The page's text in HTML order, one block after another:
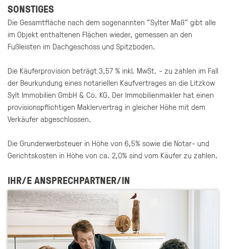
SONSTIGES
Die Gesamtfläche nach dem sogenannten "Sylter Maß" gibt alle
im Objekt enthaltenen Flächen wieder, gemessen an den
Fußleisten im Dachgeschoss und Spitzboden.
Die Käuferprovision beträgt 3,57 % inkl. MwSt. - zu zahlen im Fall
der Beurkundung eines notariellen Kaufvertrages an die Litzkow
Sylt Immobilien GmbH & Co. KG. Der Immobilienmakler hat einen
provisionspflichtigen Maklervertrag in gleicher Höhe mit dem
Verkäufer abgeschlossen.
Die Grunderwerbsteuer in Höhe von 6,5% sowie die Notar- und
Gerichtskosten in Höhe von ca. 2,0% sind vom Käufer zu zahlen.
IHR/E ANSPRECHPARTNER/IN